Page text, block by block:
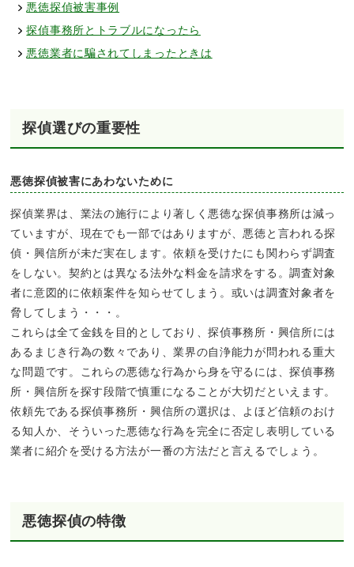
悪徳探偵被害事例
探偵事務所とトラブルになったら
悪徳業者に騙されてしまったときは
探偵選びの重要性
悪徳探偵被害にあわないために
探偵業界は、業法の施行により著しく悪徳な探偵事務所は減っ
ていますが、現在でも一部ではありますが、悪徳と言われる探
偵・興信所が未だ実在します。依頼を受けたにも関わらず調査
をしない。契約とは異なる法外な料金を請求をする。調査対象
者に意図的に依頼案件を知らせてしまう。或いは調査対象者を
脅してしまう・・・。
これらは全て金銭を目的としており、探偵事務所・興信所には
あるまじき行為の数々であり、業界の自浄能力が問われる重大
な問題です。これらの悪徳な行為から身を守るには、探偵事務
所・興信所を探す段階で慎重になることが大切だといえます。
依頼先である探偵事務所・興信所の選択は、よほど信頼のおけ
る知人か、そういった悪徳な行為を完全に否定し表明している
業者に紹介を受ける方法が一番の方法だと言えるでしょう。
悪徳探偵の特徴